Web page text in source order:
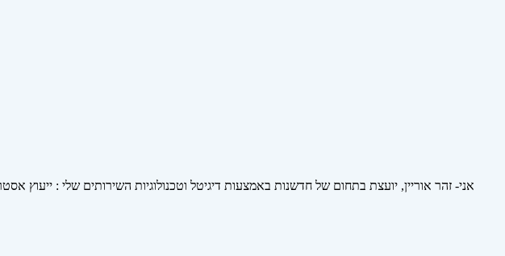
אני- זהר אוריין, יועצת בתחום של חדשנות באמצעות דיגיטל וטכנולוגיות השירותים שלי : ייעוץ